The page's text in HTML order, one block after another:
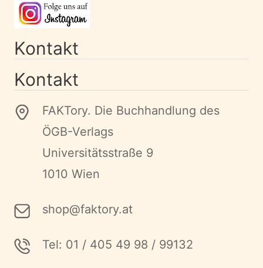
Kontakt
Kontakt
FAKTory. Die Buchhandlung des
ÖGB-Verlags
Universitätsstraße 9
1010 Wien
shop@faktory.at
Tel: 01 / 405 49 98 / 99132